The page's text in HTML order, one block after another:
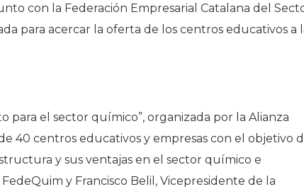
con la Federación Empresarial Catalana del
para acercar la oferta de los centros educativos a
para el sector químico”, organizada por la Alianza
40 centros educativos y empresas con el objetivo
y sus ventajas en el sector químico e
y Francisco Belil, Vicepresidente de la